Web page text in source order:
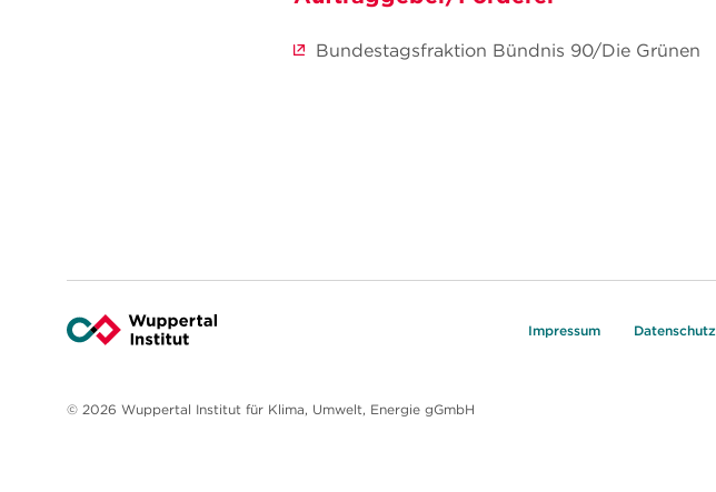
Bundestagsfraktion Bündnis 90/Die Grünen
Impressum Datenschutz
© 2026 Wuppertal Institut für Klima, Umwelt, Energie gGmbH